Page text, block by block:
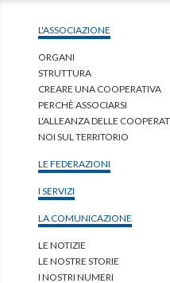
L'ASSOCIAZIONE
ORGANI
STRUTTURA
CREARE UNA COOPERATIVA
PERCHÈ ASSOCIARSI
L'ALLEANZA DELLE
NOI SUL TERRITORIO
LE FEDERAZIONI
I SERVIZI
LA COMUNICAZIONE
LE NOTIZIE
LE NOSTRE STORIE
I NOSTRI NUMERI